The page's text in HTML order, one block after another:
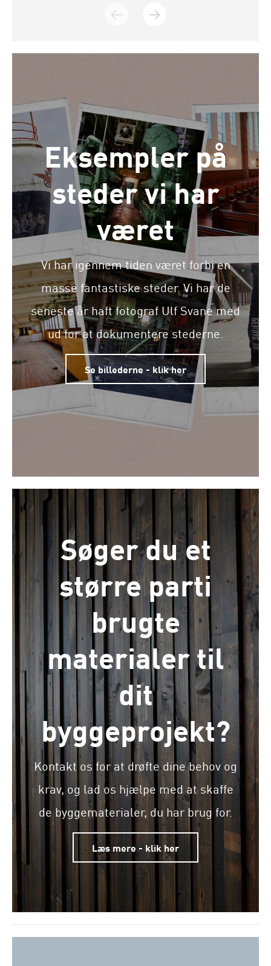
Eksempler på
steder vi har
været
Vi har igennem tiden været forbi en
masse fantastiske steder. Vi har de
seneste år haft fotograf Ulf Svane med
ud for at dokumentere stederne.
Se billederne - klik her
Søger du et
større parti
brugte
materialer til
dit
byggeprojekt?
Kontakt os for at drøfte dine behov og
krav, og lad os hjælpe med at skaffe
de byggematerialer, du har brug for.
Læs mere - klik her